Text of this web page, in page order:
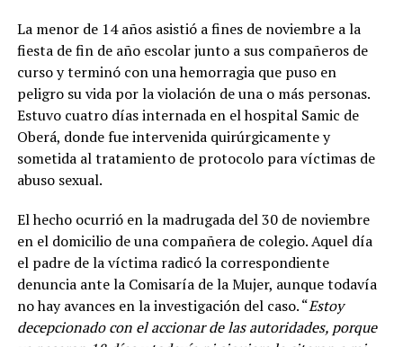
La menor de 14 años asistió a fines de noviembre a la
fiesta de fin de año escolar junto a sus compañeros de
curso y terminó con una hemorragia que puso en
peligro su vida por la violación de una o más personas.
Estuvo cuatro días internada en el hospital Samic de
Oberá, donde fue intervenida quirúrgicamente y
sometida al tratamiento de protocolo para víctimas de
abuso sexual.
El hecho ocurrió en la madrugada del 30 de noviembre
en el domicilio de una compañera de colegio. Aquel día
el padre de la víctima radicó la correspondiente
denuncia ante la Comisaría de la Mujer, aunque todavía
no hay avances en la investigación del caso. “Estoy
decepcionado con el accionar de las autoridades, porque